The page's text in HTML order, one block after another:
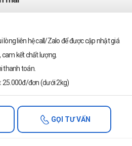
lòng liên hệ call/Zalo để được cập nhật giá
kết chất lượng.
thanh toán.
25.000đ/đơn (dưới 2kg)
GỌI TƯ VẤN